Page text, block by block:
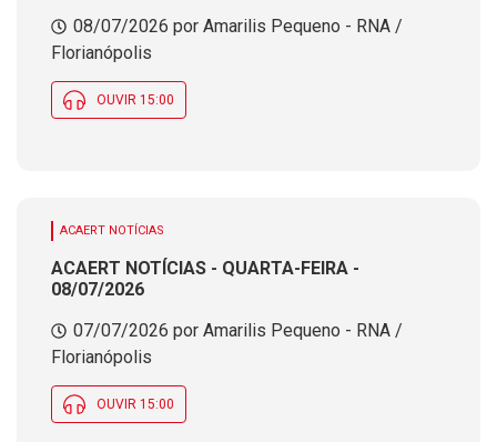
08/07/2026 por Amarilis Pequeno - RNA /
Florianópolis
OUVIR 15:00
ACAERT NOTÍCIAS
ACAERT NOTÍCIAS - QUARTA-FEIRA -
08/07/2026
07/07/2026 por Amarilis Pequeno - RNA /
Florianópolis
OUVIR 15:00